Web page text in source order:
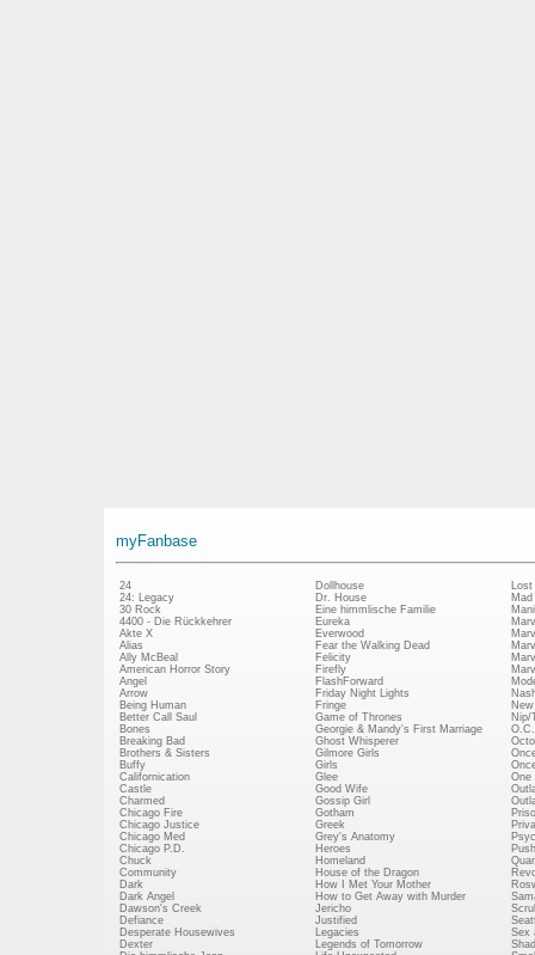
myFanbase
24
24: Legacy
30 Rock
4400 - Die Rückkehrer
Akte X
Alias
Ally McBeal
American Horror Story
Angel
Arrow
Being Human
Better Call Saul
Bones
Breaking Bad
Brothers & Sisters
Buffy
Californication
Castle
Charmed
Chicago Fire
Chicago Justice
Chicago Med
Chicago P.D.
Chuck
Community
Dark
Dark Angel
Dawson's Creek
Defiance
Desperate Housewives
Dexter
Dollhouse
Dr. House
Eine himmlische Familie
Eureka
Everwood
Fear the Walking Dead
Felicity
Firefly
FlashForward
Friday Night Lights
Fringe
Game of Thrones
Georgie & Mandy's First Marriage
Ghost Whisperer
Gilmore Girls
Girls
Glee
Good Wife
Gossip Girl
Gotham
Greek
Grey's Anatomy
Heroes
Homeland
House of the Dragon
How I Met Your Mother
How to Get Away with Murder
Jericho
Justified
Legacies
Legends of Tomorrow
Lost
New
Nip/
One
Sex